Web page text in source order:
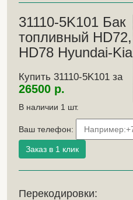
31110-5K101 Бак
топливный HD72,
HD78 Hyundai-Kia
Купить 31110-5K101 за
26500 р.
В наличии 1 шт.
Ваш телефон:
Перекодировки: